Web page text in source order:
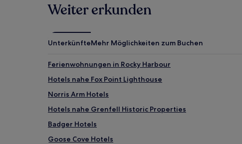
Weiter erkunden
UnterkünfteMehr Möglichkeiten zum Buchen
Ferienwohnungen in Rocky Harbour
Hotels nahe Fox Point Lighthouse
Norris Arm Hotels
Hotels nahe Grenfell Historic Properties
Badger Hotels
Goose Cove Hotels